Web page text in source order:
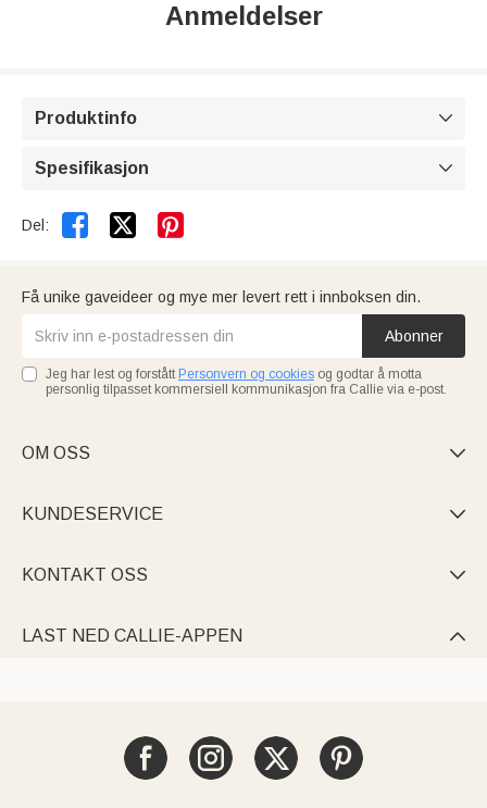
Anmeldelser
Produktinfo 
Spesifikasjon 
Del:  
Få unike gaveideer og mye mer levert rett i innboksen din.
Abonner
Jeg har lest og forstått Personvern og cookies og godtar å motta
personlig tilpasset kommersiell kommunikasjon fra Callie via e-post.
OM OSS 
KUNDESERVICE 
KONTAKT OSS 
LAST NED CALLIE-APPEN 